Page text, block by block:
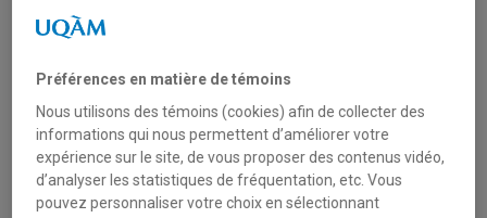
Depuis l’année 2013, la maitrise en éducation a été
renouvelée. Pour répondre à des besoins diversifiés, elle
l’une ou l’autre des quatre concentrations suivantes :
Didactique
Éducation et formation des adultes
Éducation et formation spécialisées
Préférences en matière de témoins
Nous utilisons des témoins (cookies) afin de collecter des
informations qui nous permettent d’améliorer votre
expérience sur le site, de vous proposer des contenus vidéo,
d’analyser les statistiques de fréquentation, etc. Vous
pouvez personnaliser votre choix en sélectionnant